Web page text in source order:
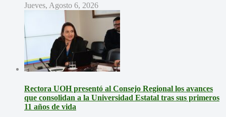
Jueves, Agosto 6, 2026
Rectora UOH presentó al Consejo Regional los avances
que consolidan a la Universidad Estatal tras sus primeros
11 años de vida